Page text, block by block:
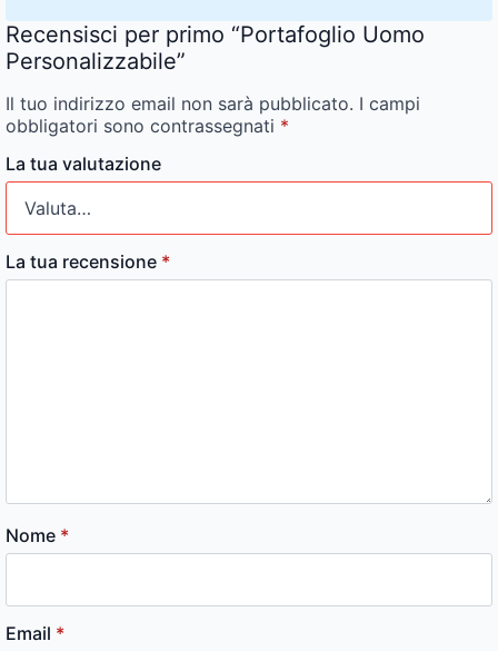
Recensisci per primo “Portafoglio Uomo
Personalizzabile”
Il tuo indirizzo email non sarà pubblicato. I campi
obbligatori sono contrassegnati *
La tua valutazione
La tua recensione *
Nome *
Email *